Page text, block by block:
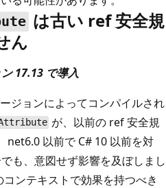
は古い ref 安全規
ん
17.13 で導入
ジョンによってコンパイルされ
が、以前の ref 安全規
net6.0 以前で C# 10 以前を対
も、意図せず影響を及ぼしまし
ンテキストで効果を持つべき